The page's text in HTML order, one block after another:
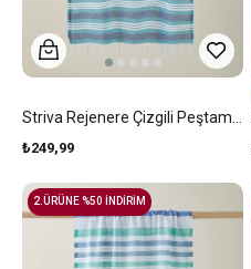
₺249,99
2.ÜRÜNE %50 İNDİRİM